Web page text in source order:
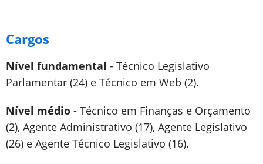
Cargos
Nível fundamental - Técnico Legislativo
Parlamentar (24) e Técnico em Web (2).
Nível médio - Técnico em Finanças e Orçamento
(2), Agente Administrativo (17), Agente Legislativo
(26) e Agente Técnico Legislativo (16).